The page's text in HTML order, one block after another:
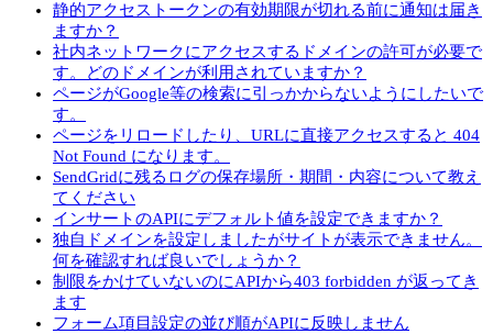
静的アクセストークンの有効期限が切れる前に通知は届き
ますか？
社内ネットワークにアクセスするドメインの許可が必要で
す。どのドメインが利用されていますか？
ページがGoogle等の検索に引っかからないようにしたいで
す。
ページをリロードしたり、URLに直接アクセスすると 404
Not Found になります。
SendGridに残るログの保存場所・期間・内容について教え
てください
インサートのAPIにデフォルト値を設定できますか？
独自ドメインを設定しましたがサイトが表示できません。
何を確認すれば良いでしょうか？
制限をかけていないのにAPIから403 forbidden が返ってき
ます
フォーム項目設定の並び順がAPIに反映しません